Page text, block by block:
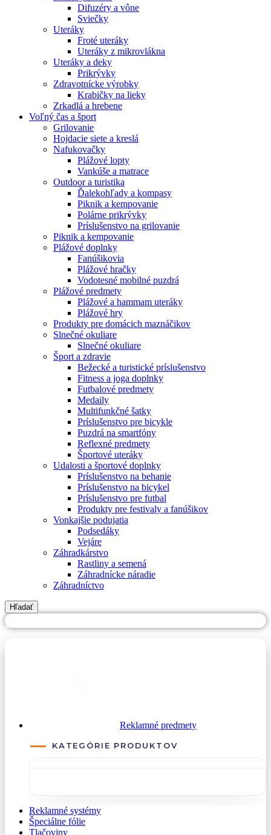
Difuzéry a vône
Sviečky
Uteráky
Froté uteráky
Uteráky z mikrovlákna
Uteráky a deky
Prikrývky
Zdravotnícke výrobky
Krabičky na lieky
Zrkadlá a hrebene
Voľný čas a šport
Grilovanie
Hojdacie siete a kreslá
Nafukovačky
Plážové lopty
Vankúše a matrace
Outdoor a turistika
Ďalekohľady a kompasy
Piknik a kempovanie
Polárne prikrývky
Príslušenstvo na grilovanie
Piknik a kempovanie
Plážové doplnky
Fanúšikovia
Plážové hračky
Vodotesné mobilné puzdrá
Plážové predmety
Plážové a hammam uteráky
Plážové hry
Produkty pre domácich maznáčikov
Slnečné okuliare
Slnečné okuliare
Šport a zdravie
Bežecké a turistické príslušenstvo
Fitness a joga doplnky
Futbalové predmety
Medaily
Multifunkčné šatky
Príslušenstvo pre bicykle
Puzdrá na smartfóny
Reflexné predmety
Športové uteráky
Udalosti a športové doplnky
Príslušenstvo na behanie
Príslušenstvo na bicykel
Príslušenstvo pre futbal
Produkty pre festivaly a fanúšikov
Vonkajšie podujatia
Podsedáky
Vejáre
Záhradkárstvo
Rastliny a semená
Záhradnícke náradie
Záhradníctvo
Hľadať
PREJSŤ NA DATREKLAMA.SK
Reklamné predmety
KATEGÓRIE PRODUKTOV
Reklamné systémy
Špeciálne fólie
Tlačoviny